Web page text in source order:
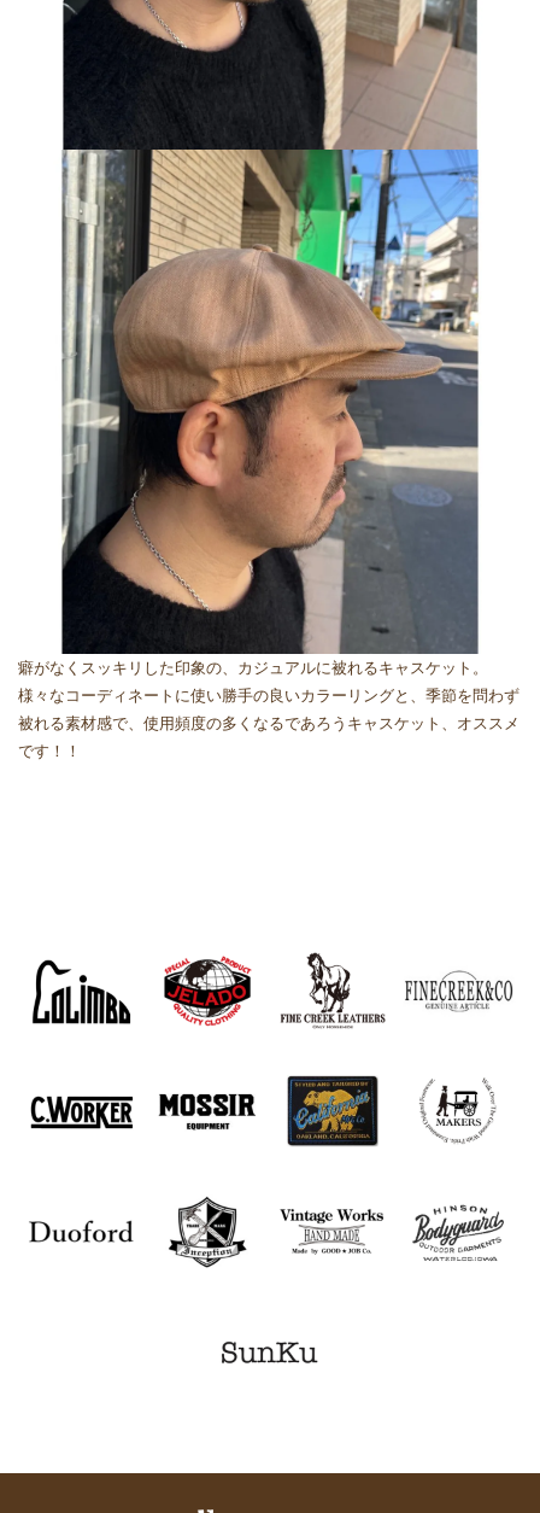
癖がなくスッキリした印象の、カジュアルに被れるキャスケット。
様々なコーディネートに使い勝手の良いカラーリングと、季節を問わず
被れる素材感で、使用頻度の多くなるであろうキャスケット、オススメ
です！！